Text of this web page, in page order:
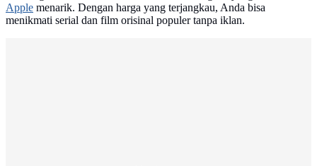
Apple menarik. Dengan harga yang terjangkau, Anda bisa
menikmati serial dan film orisinal populer tanpa iklan.